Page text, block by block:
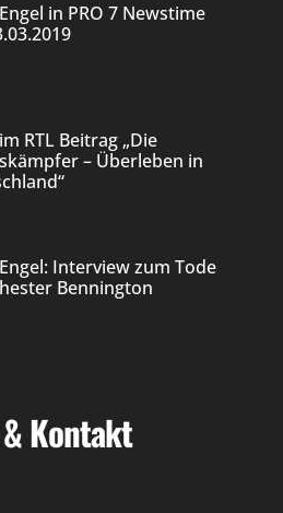
in PRO 7 Newstime
RTL Beitrag „Die
– Überleben in
Interview zum Tode
Bennington
Kontakt